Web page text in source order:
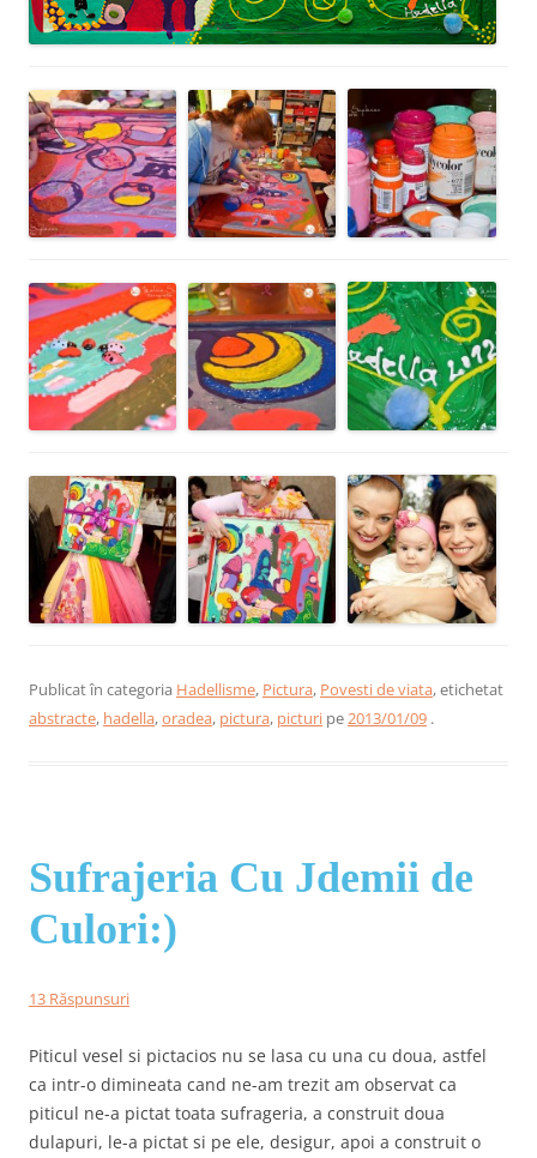
Publicat în categoria Hadellisme, Pictura, Povesti de viata, etichetat
abstracte, hadella,oradea, pictura, picturi pe2013/01/09 .
Sufrajeria Cu Jdemii de
Culori:)
13 Răspunsuri
Piticul vesel si pictacios nu se lasa cu una cu doua, astfel
ca intr-o dimineata cand ne-am trezit am observat ca
piticul ne-a pictat toata sufrageria, a construit doua
dulapuri, le-a pictat si pe ele, desigur, apoi a construit o